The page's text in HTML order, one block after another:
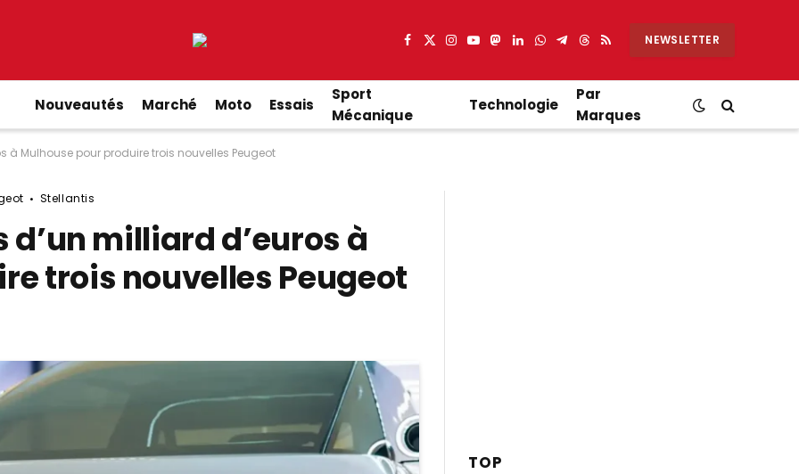
Facebook
X
Instagram
YouTube
Mastodon
LinkedIn
WhatsApp
Partager
Telegram
Threads
RSS NEWSLETTER
Nouveautés Marché Moto Essais
Sport
Mécanique
Technologie
Par
Marques
à Mulhouse pour produire trois nouvelles Peugeot
Stellantis
milliard d’euros à
trois nouvelles Peugeot
TOP